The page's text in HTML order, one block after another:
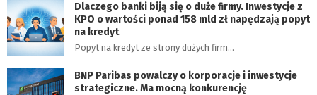
Dlaczego banki biją się o duże firmy. Inwestycje z
KPO o wartości ponad 158 mld zł napędzają popyt
na kredyt
Popyt na kredyt ze strony dużych firm…
BNP Paribas powalczy o korporacje i inwestycje
strategiczne. Ma mocną konkurencję